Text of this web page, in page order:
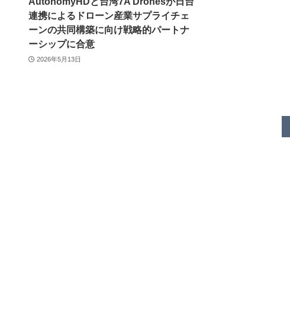
連携によるドローン産業サプライチェ
ーンの共同構築に向け戦略的パートナ
ーシップに合意
2026年5月13日